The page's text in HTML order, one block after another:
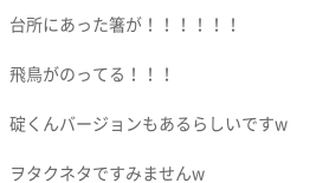
台所にあった箸が！！！！！！
飛鳥がのってる！！！
碇くんバージョンもあるらしいですw
ヲタクネタですみませんw